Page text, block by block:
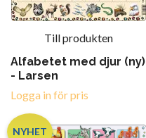
Till produkten
Alfabetet med djur (ny)
- Larsen
Logga in för pris
NYHET